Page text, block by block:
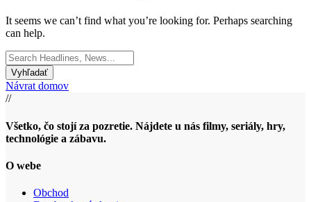
It seems we can’t find what you’re looking for. Perhaps searching
can help.
Search
for:
Návrat domov
//
Všetko, čo stojí za pozretie. Nájdete u nás filmy, seriály, hry,
technológie a zábavu.
O webe
Obchod